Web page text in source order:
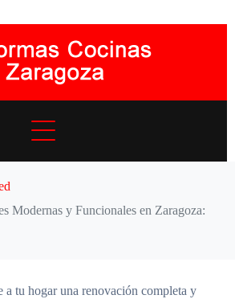
Modernas y Funcionales en Zaragoza:
a tu hogar una renovación completa y